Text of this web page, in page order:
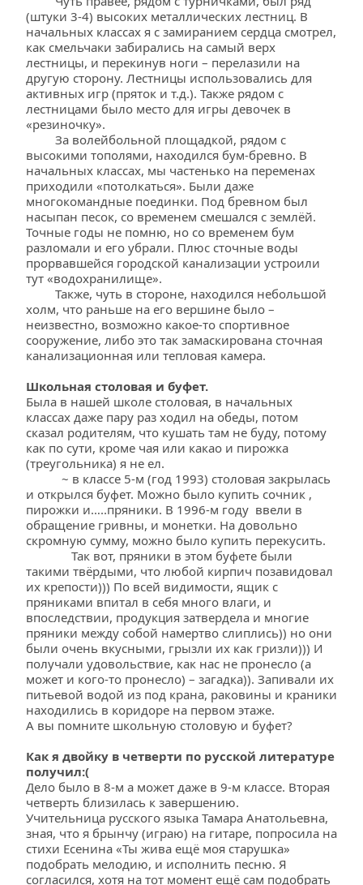
(штуки 3-4) высоких металлических лестниц. В
начальных классах я с замиранием сердца смотрел,
как смельчаки забирались на самый верх
лестницы, и перекинув ноги – перелазили на
другую сторону. Лестницы использовались для
активных игр (пряток и т.д.). Также рядом с
лестницами было место для игры девочек в
«резиночку».
высокими тополями, находился бум-бревно. В
начальных классах, мы частенько на переменах
приходили «потолкаться». Были даже
многокомандные поединки. Под бревном был
насыпан песок, со временем смешался с землёй.
Точные годы не помню, но со временем бум
разломали и его убрали. Плюс сточные воды
прорвавшейся городской канализации устроили
тут «водохранилище».
холм, что раньше на его вершине было –
неизвестно, возможно какое-то спортивное
сооружение, либо это так замаскирована сточная
канализационная или тепловая камера.
Школьная столовая и буфет.
Была в нашей школе столовая, в начальных
классах даже пару раз ходил на обеды, потом
сказал родителям, что кушать там не буду, потому
как по сути, кроме чая или какао и пирожка
(треугольника) я не ел.
и открылся буфет. Можно было купить сочник ,
пирожки и…..пряники. В 1996-м году  ввели в
обращение гривны, и монетки. На довольно
скромную сумму, можно было купить перекусить.
такими твёрдыми, что любой кирпич позавидовал
их крепости))) По всей видимости, ящик с
пряниками впитал в себя много влаги, и
впоследствии, продукция затвердела и многие
пряники между собой намертво слиплись)) но они
были очень вкусными, грызли их как гризли))) И
получали удовольствие, как нас не пронесло (а
может и кого-то пронесло) – загадка)). Запивали их
питьевой водой из под крана, раковины и краники
находились в коридоре на первом этаже.
А вы помните школьную столовую и буфет?
Как я двойку в четверти по русской литературе
получил:(
Дело было в 8-м а может даже в 9-м классе. Вторая
четверть близилась к завершению.
Учительница русского языка Тамара Анатольевна,
зная, что я брынчу (играю) на гитаре, попросила на
стихи Есенина «Ты жива ещё моя старушка»
подобрать мелодию, и исполнить песню. Я
согласился, хотя на тот момент ещё сам подобрать